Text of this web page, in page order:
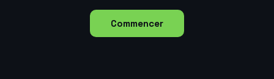
Commencer